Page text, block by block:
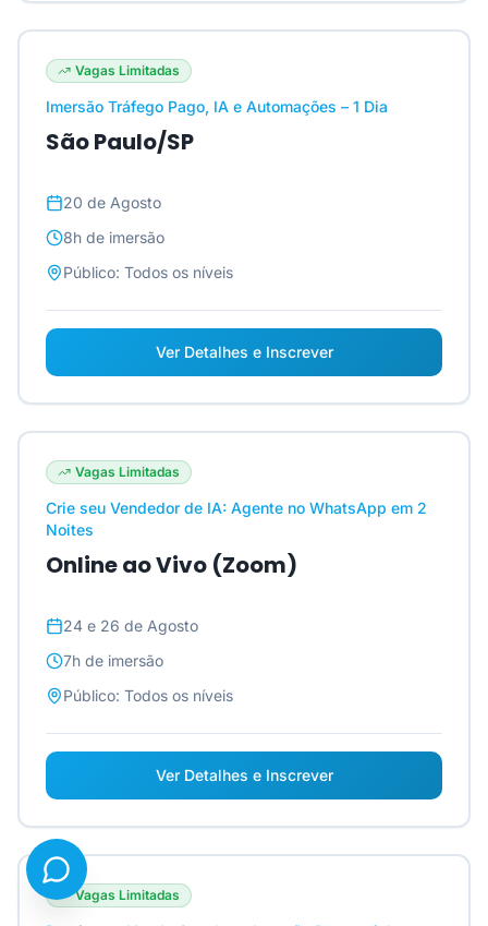
Vagas Limitadas
Imersão Tráfego Pago, IA e Automações – 1 Dia
São Paulo/SP
20 de Agosto
8h de imersão
Público: Todos os níveis
Ver Detalhes e Inscrever
Vagas Limitadas
Crie seu Vendedor de IA: Agente no WhatsApp em 2
Noites
Online ao Vivo (Zoom)
24 e 26 de Agosto
7h de imersão
Público: Todos os níveis
Ver Detalhes e Inscrever
Vagas Limitadas